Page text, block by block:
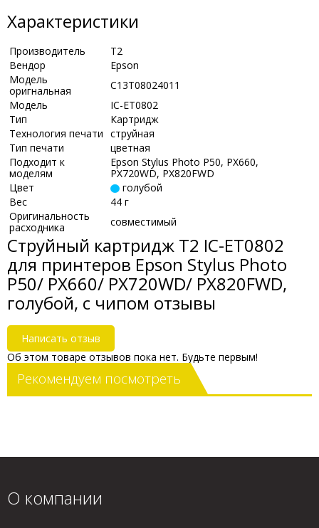
Характеристики
Производитель
Т2
Вендор
Epson
Модель
оригнальная
C13T08024011
Модель
IC-ET0802
Тип
Картридж
Технология печати струйная
Тип печати
цветная
Подходит к
моделям
Epson Stylus Photo P50, PX660,
PX720WD, PX820FWD
Цвет
голубой
Вес
44 г
Оригинальность
расходника
совместимый
Струйный картридж T2 IC-ET0802
для принтеров Epson Stylus Photo
P50/ PX660/ PX720WD/ PX820FWD,
голубой, с чипом отзывы
Написать отзыв
Об этом товаре отзывов пока нет. Будьте первым!
Рекомендуем посмотреть
О компании